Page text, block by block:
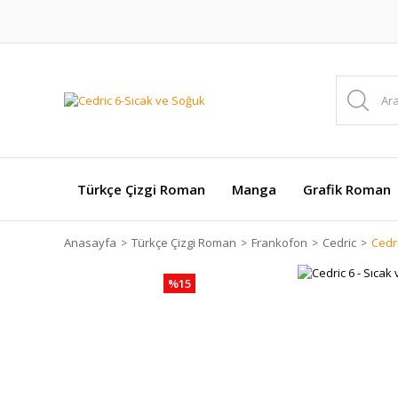
Türkçe Çizgi Roman Manga Grafik Roman
Anasayfa Türkçe Çizgi Roman Frankofon Cedric
%15